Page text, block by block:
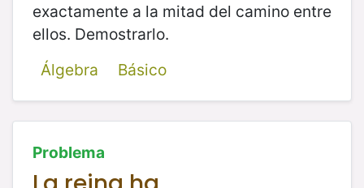
exactamente a la mitad del camino entre
ellos. Demostrarlo.
Álgebra
Básico
Problema